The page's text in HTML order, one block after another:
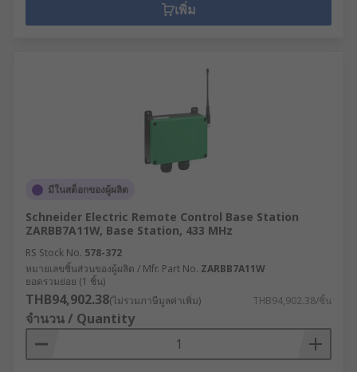
เพิ่ม
มีในสต็อกของผู้ผลิต
Schneider Electric Remote Control Base Station
ZARBB7A11W, Base Station, 433 MHz
RS Stock No. 578-372
หมายเลขชิ้นส่วนของผู้ผลิต / Mfr. Part No. ZARBB7A11W
ยอดรวมย่อย (1 ชิ้น)
THB94,902.38(ไม่รวมภาษีมูลค่าเพิ่ม) THB94,902.38/ชิ้น
จำนวน / Quantity